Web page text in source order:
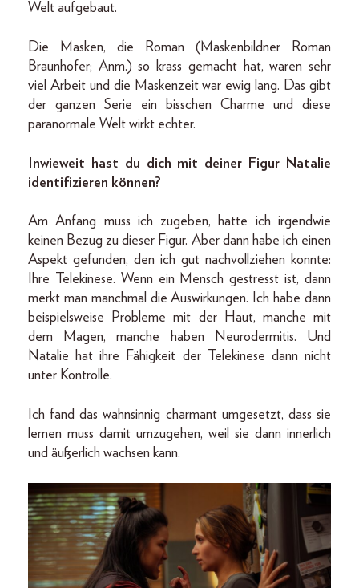
Welt aufgebaut.
Die Masken, die Roman (Maskenbildner Roman
Braunhofer; Anm.) so krass gemacht hat, waren sehr
viel Arbeit und die Maskenzeit war ewig lang. Das gibt
der ganzen Serie ein bisschen Charme und diese
paranormale Welt wirkt echter.
Inwieweit hast du dich mit deiner Figur Natalie
identifizieren können?
Am Anfang muss ich zugeben, hatte ich irgendwie
keinen Bezug zu dieser Figur. Aber dann habe ich einen
Aspekt gefunden, den ich gut nachvollziehen konnte:
Ihre Telekinese. Wenn ein Mensch gestresst ist, dann
merkt man manchmal die Auswirkungen. Ich habe dann
beispielsweise Probleme mit der Haut, manche mit
dem Magen, manche haben Neurodermitis. Und
Natalie hat ihre Fähigkeit der Telekinese dann nicht
unter Kontrolle.
Ich fand das wahnsinnig charmant umgesetzt, dass sie
lernen muss damit umzugehen, weil sie dann innerlich
und äußerlich wachsen kann.